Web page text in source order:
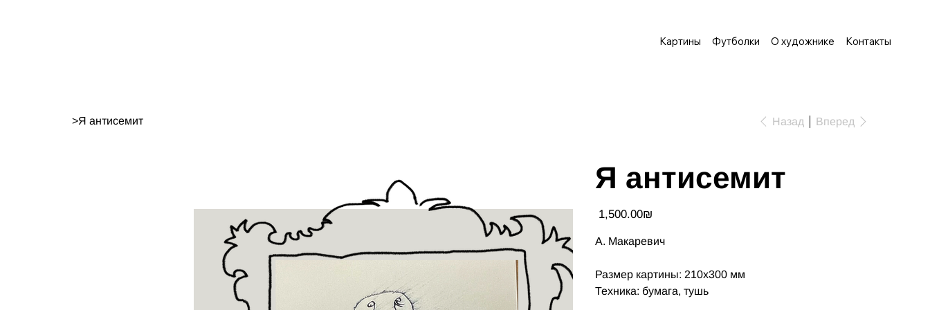
Картины Футболки О художнике Контакты
>Я антисемит Назад Вперед
Я антисемит
Цена ‏1,500.00 ‏₪
А. Макаревич
Размер картины: 210х300 мм
Техника: бумага, тушь